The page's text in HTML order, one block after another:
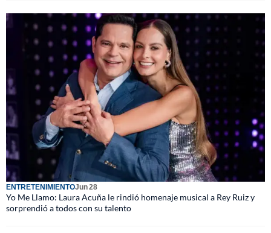
ENTRETENIMIENTOJun 28
Yo Me Llamo: Laura Acuña le rindió homenaje musical a Rey Ruiz y
sorprendió a todos con su talento